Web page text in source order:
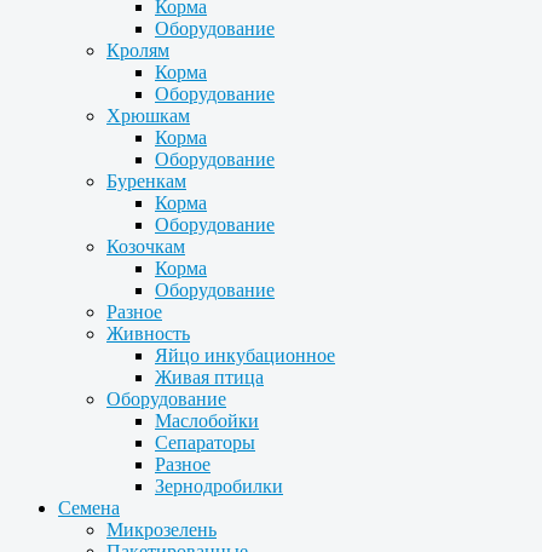
Корма
Оборудование
Кролям
Корма
Оборудование
Хрюшкам
Корма
Оборудование
Буренкам
Корма
Оборудование
Козочкам
Корма
Оборудование
Разное
Живность
Яйцо инкубационное
Живая птица
Оборудование
Маслобойки
Сепараторы
Разное
Зернодробилки
Семена
Микрозелень